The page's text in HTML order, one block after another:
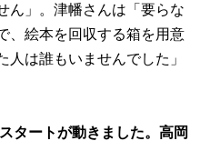
ん」。津幡さんは「要らな
、絵本を回収する箱を用意
人は誰もいませんでした」
タートが動きました。高岡